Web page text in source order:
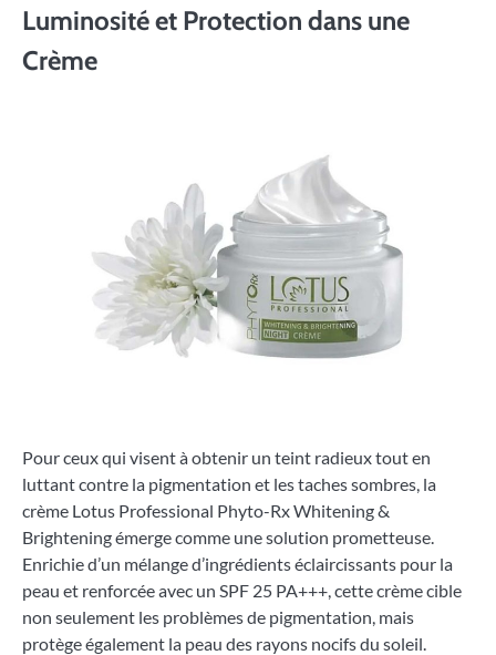
Luminosité et Protection dans une
Crème
Pour ceux qui visent à obtenir un teint radieux tout en
luttant contre la pigmentation et les taches sombres, la
crème Lotus Professional Phyto-Rx Whitening &
Brightening émerge comme une solution prometteuse.
Enrichie d’un mélange d’ingrédients éclaircissants pour la
peau et renforcée avec un SPF 25 PA+++, cette crème cible
non seulement les problèmes de pigmentation, mais
protège également la peau des rayons nocifs du soleil.